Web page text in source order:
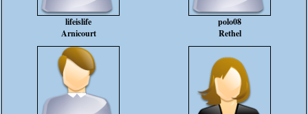
lifeislife
Arnicourt
polo08
Rethel